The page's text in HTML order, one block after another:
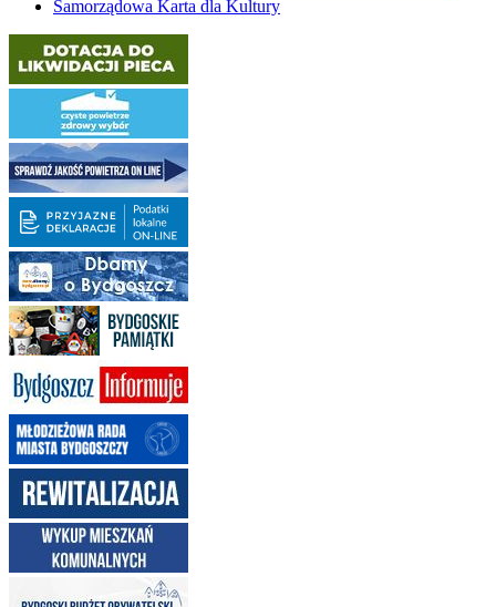
Samorządowa Karta dla Kultury